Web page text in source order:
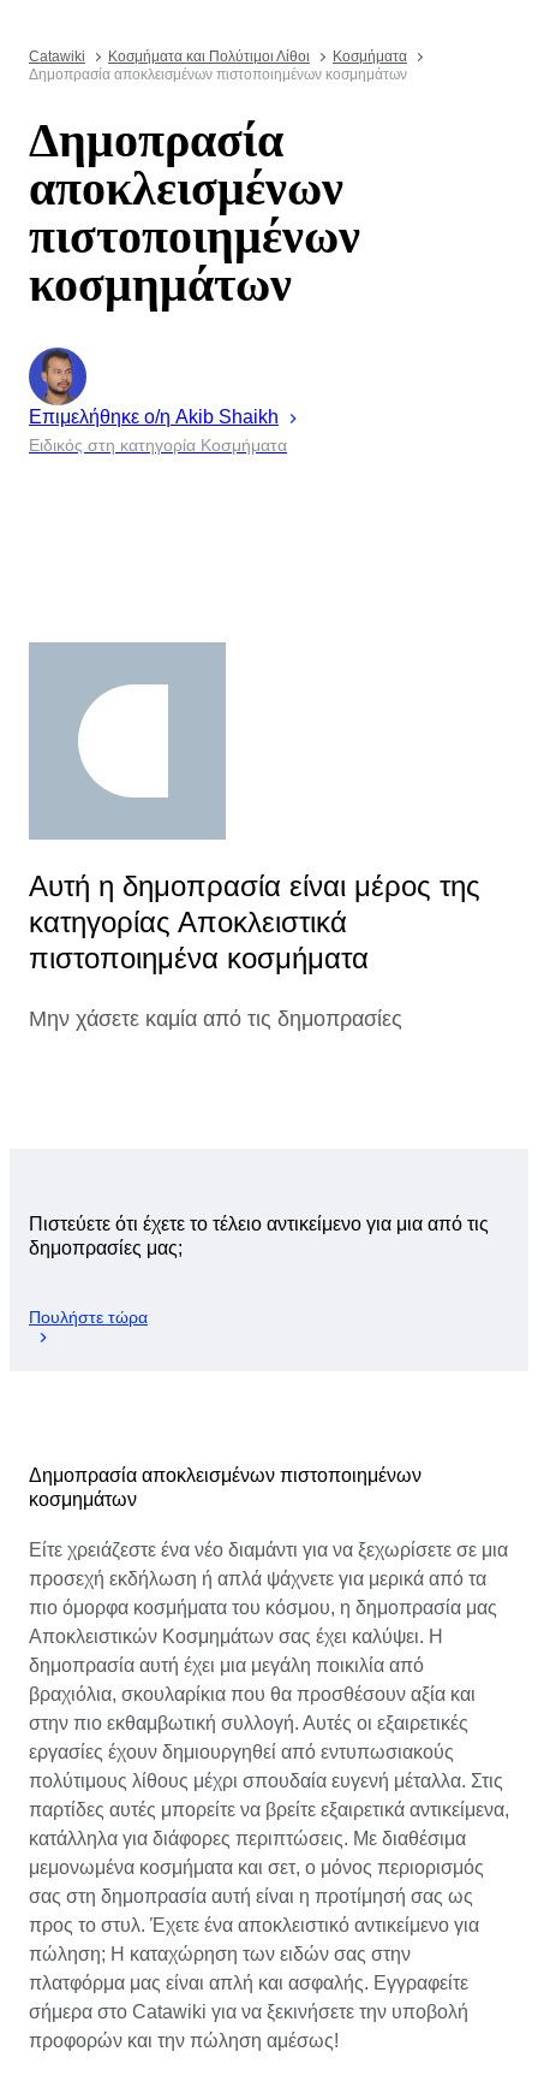
Catawiki Κοσμήματα και Πολύτιμοι Λίθοι
Κοσμήματα
Δημοπρασία αποκλεισμένων πιστοποιημένων κοσμημάτων
Δημοπρασία
αποκλεισμένων
πιστοποιημένων
κοσμημάτων
Επιμελήθηκε ο/η Akib Shaikh
Ειδικός στη κατηγορία Κοσμήματα
Αυτή η δημοπρασία είναι μέρος της
κατηγορίας Αποκλειστικά
πιστοποιημένα κοσμήματα
Μην χάσετε καμία από τις δημοπρασίες
Πιστεύετε ότι έχετε το τέλειο αντικείμενο για μια από τις
δημοπρασίες μας;
Πουλήστε τώρα
Δημοπρασία αποκλεισμένων πιστοποιημένων
κοσμημάτων
Είτε χρειάζεστε ένα νέο διαμάντι για να ξεχωρίσετε σε μια
προσεχή εκδήλωση ή απλά ψάχνετε για μερικά από τα
πιο όμορφα κοσμήματα του κόσμου, η δημοπρασία μας
Αποκλειστικών Κοσμημάτων σας έχει καλύψει. Η
δημοπρασία αυτή έχει μια μεγάλη ποικιλία από
βραχιόλια, σκουλαρίκια που θα προσθέσουν αξία και
στην πιο εκθαμβωτική συλλογή. Αυτές οι εξαιρετικές
εργασίες έχουν δημιουργηθεί από εντυπωσιακούς
πολύτιμους λίθους μέχρι σπουδαία ευγενή μέταλλα. Στις
παρτίδες αυτές μπορείτε να βρείτε εξαιρετικά αντικείμενα,
κατάλληλα για διάφορες περιπτώσεις. Με διαθέσιμα
μεμονωμένα κοσμήματα και σετ, ο μόνος περιορισμός
σας στη δημοπρασία αυτή είναι η προτίμησή σας ως
προς το στυλ. Έχετε ένα αποκλειστικό αντικείμενο για
πώληση; Η καταχώρηση των ειδών σας στην
πλατφόρμα μας είναι απλή και ασφαλής. Εγγραφείτε
σήμερα στο Catawiki για να ξεκινήσετε την υποβολή
προφορών και την πώληση αμέσως!